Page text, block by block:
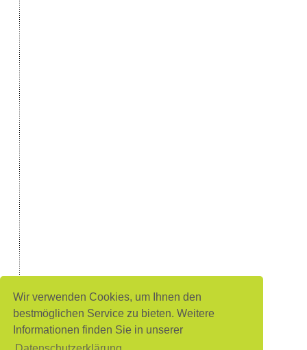
Wir verwenden Cookies, um Ihnen den
bestmöglichen Service zu bieten. Weitere
Informationen finden Sie in unserer